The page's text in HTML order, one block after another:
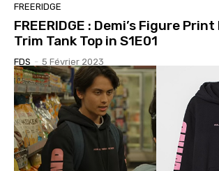
FREERIDGE
FREERIDGE : Demi’s Figure
Trim Tank Top in S1E01
FDS - 5 Février 2023